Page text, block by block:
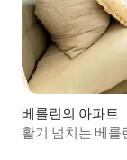
베를린의 아파트
활기 넘치는 베를